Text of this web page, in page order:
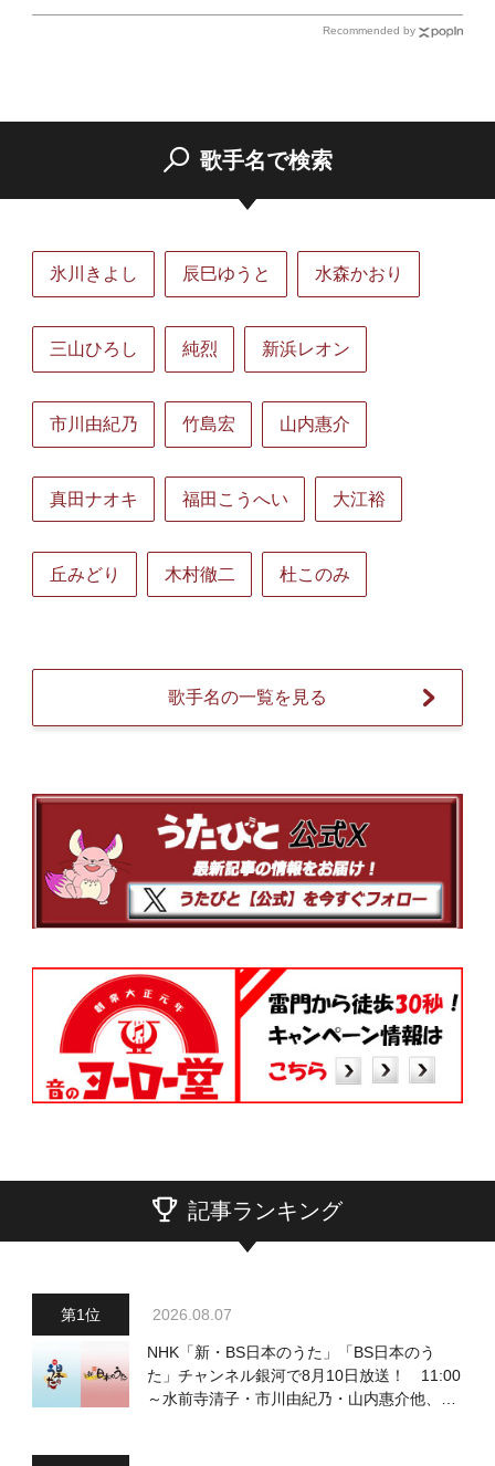
Recommended by
歌手名で検索
氷川きよし 辰巳ゆうと 水森かおり
三山ひろし 純烈 新浜レオン
市川由紀乃 竹島宏 山内惠介
真田ナオキ 福田こうへい 大江裕
丘みどり 木村徹二 杜このみ
歌手名の一覧を見る
記事ランキング
2026.08.07
NHK「新・BS日本のうた」「BS日本のう
た」チャンネル銀河で8月10日放送！ 11:00
～水前寺清子・市川由紀乃・山内惠介他、